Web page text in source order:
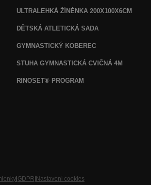
ULTRALEHKÁ ŽÍNĚNKA 200X100X6CM
DĚTSKÁ ATLETICKÁ SADA
GYMNASTICKÝ KOBEREC
STUHA GYMNASTICKÁ CVIČNÁ 4M
RINOSET® PROGRAM
GDPR Nastavení cookies